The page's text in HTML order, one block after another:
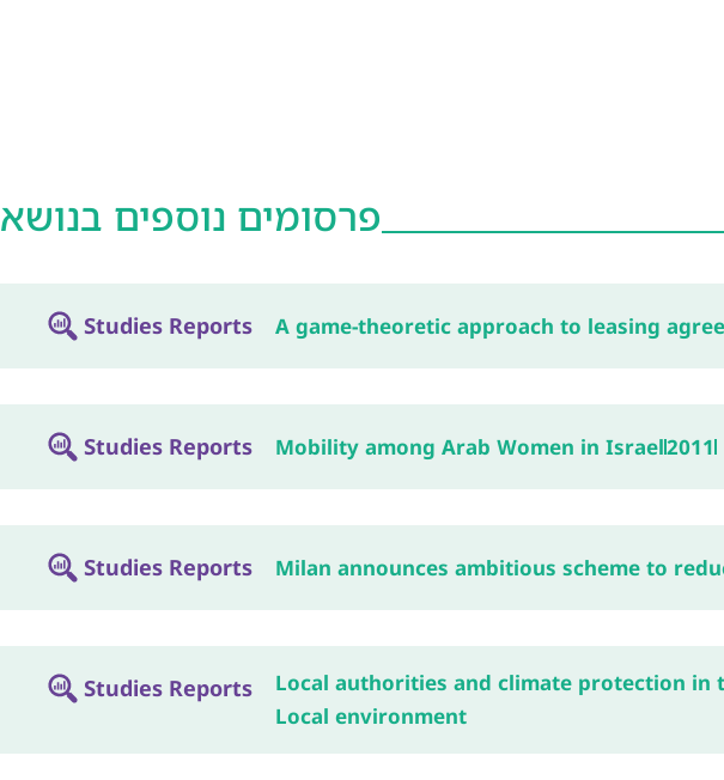
פרסומים נוספים בנושא
Studies Reports A game-theoretic approach to leasing
Studies Reports Mobility among Arab Women in Israel2011
Studies Reports Milan announces ambitious scheme to
Studies Reports Local authorities and climate protection in
Local environment